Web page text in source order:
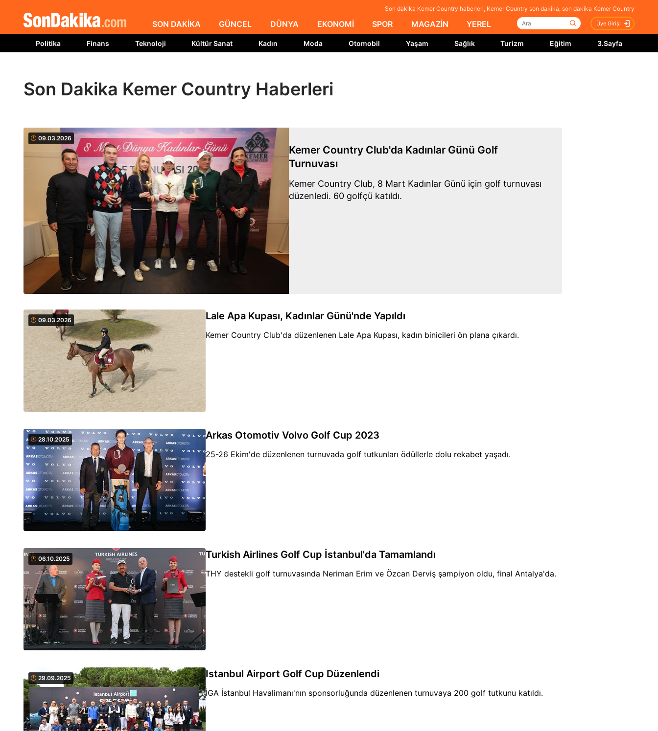
Son dakika Kemer Country haberleri, Kemer Country son dakika, son dakika Kemer Country
SON DAKİKA GÜNCEL DÜNYA EKONOMİ SPOR MAGAZİN YEREL Üye Girişi
Politika Finans Teknoloji Kültür Sanat Kadın Moda Otomobil Yaşam Sağlık Turizm Eğitim 3.Sayfa
Son Dakika Kemer Country Haberleri
09.03.2026
Kemer Country Club'da Kadınlar Günü Golf
Turnuvası
Kemer Country Club, 8 Mart Kadınlar Günü için golf turnuvası
düzenledi. 60 golfçü katıldı.
09.03.2026 Lale Apa Kupası, Kadınlar Günü'nde Yapıldı
Kemer Country Club'da düzenlenen Lale Apa Kupası, kadın binicileri ön plana çıkardı.
28.10.2025 Arkas Otomotiv Volvo Golf Cup 2023
25-26 Ekim'de düzenlenen turnuvada golf tutkunları ödüllerle dolu rekabet yaşadı.
06.10.2025 Turkish Airlines Golf Cup İstanbul'da Tamamlandı
THY destekli golf turnuvasında Neriman Erim ve Özcan Derviş şampiyon oldu, final Antalya'da.
29.09.2025 Istanbul Airport Golf Cup Düzenlendi
İGA İstanbul Havalimanı'nın sponsorluğunda düzenlenen turnuvaya 200 golf tutkunu katıldı.